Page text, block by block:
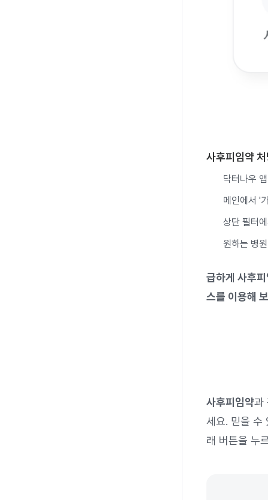
사후피임약
닥터나우
메인에서 '
상단 필터
원하는 병
급하게 사후
스를 이용해
사후피임약과
세요. 믿을 수
래 버튼을 누